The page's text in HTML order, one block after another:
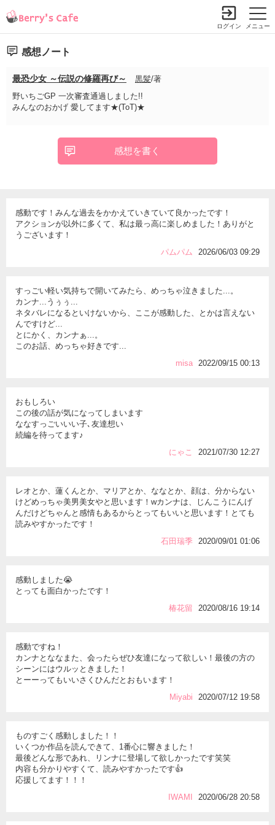
メニュー
ログイン
感想ノート
最恐少女 ～伝説の修羅再び～ 黒髪/著
野いちごGP 一次審査通過しました!!
みんなのおかげ 愛してます★(ToT)★
感想を書く
感動です！みんな過去をかかえていきていて良かったです！
アクションが以外に多くて、私は最っ高に楽しめました！ありがと
うございます！
パムパム
2026/06/03 09:29
すっごい軽い気持ちで開いてみたら、めっちゃ泣きました...。
カンナ...うぅぅ...
ネタバレになるといけないから、ここが感動した、とかは言えない
んですけど...
とにかく、カンナぁ...。
このお話、めっちゃ好きです...
misa
2022/09/15 00:13
おもしろい
この後の話が気になってしまいます
ななすっごいいい子､友達想い
続編を待ってます♪
にゃこ
2021/07/30 12:27
レオとか、蓮くんとか、マリアとか、ななとか、顔は、分からない
けどめっちゃ美男美女やと思います！‪wカンナは、じんこうにんげ
んだけどちゃんと感情もあるからとってもいいと思います！とても
読みやすかったです！
石田瑞季
2020/09/01 01:06
感動しました😭
とっても面白かったです！
椿花留
2020/08/16 19:14
感動ですね！
カンナとななまた、会ったらぜひ友達になって欲しい！最後の方の
シーンにはウルッときました！
とーーってもいいさくひんだとおもいます！
Мiyabi
2020/07/12 19:58
ものすごく感動しました！！
いくつか作品を読んできて、1番心に響きました！
最後どんな形であれ、リンナに登場して欲しかったです笑笑
内容も分かりやすくて、読みやすかったです👍
応援してます！！！
IWAMI
2020/06/28 20:58